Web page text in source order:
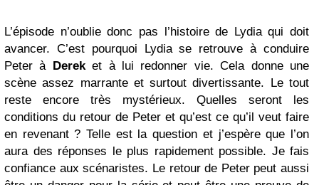
L’épisode n’oublie donc pas l’histoire de Lydia qui doit
avancer. C’est pourquoi Lydia se retrouve à conduire
Peter à Dereket à lui redonner vie. Cela donne une
scène assez marrante et surtout divertissante. Le tout
reste encore très mystérieux. Quelles seront les
conditions du retour de Peter et qu’est ce qu’il veut faire
en revenant ? Telle est la question et j’espère que l’on
aura des réponses le plus rapidement possible. Je fais
confiance aux scénaristes. Le retour de Peter peut aussi